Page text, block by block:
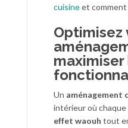
cuisineet
Optimisez
maximiser
Un aménagement
intérieur où
effet waouh tout